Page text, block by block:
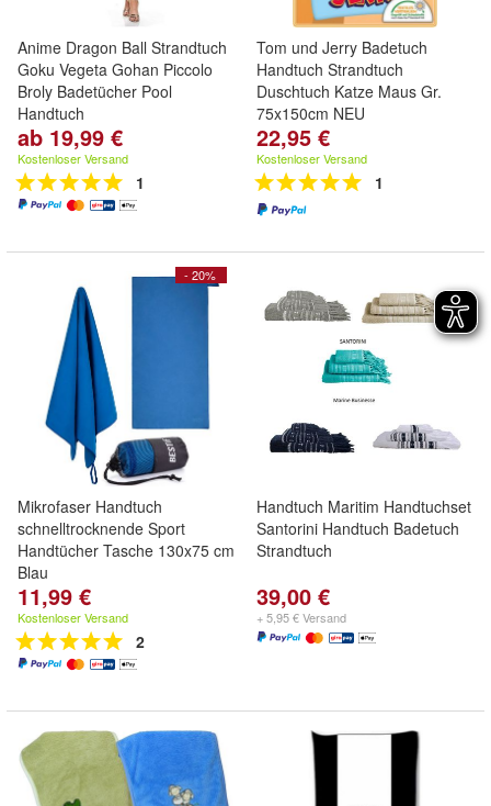
Anime Dragon Ball Strandtuch
Goku Vegeta Gohan Piccolo
Broly Badetücher Pool
Handtuch
ab 19,99 €
Kostenloser Versand
1
Tom und Jerry Badetuch
Handtuch Strandtuch
Duschtuch Katze Maus Gr.
75x150cm NEU
22,95 €
Kostenloser Versand
1
- 20%
Mikrofaser Handtuch
schnelltrocknende Sport
Handtücher Tasche 130x75 cm
Blau
11,99 €
Kostenloser Versand
2
Handtuch Maritim Handtuchset
Santorini Handtuch Badetuch
Strandtuch
39,00 €
+ 5,95 € Versand